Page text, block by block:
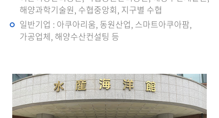
해양과학기술원, 수협중앙회, 지구별 수협
일반기업 : 아쿠아리움, 동원산업, 스마트아쿠아팜,
가공업체, 해양수산컨설팅 등